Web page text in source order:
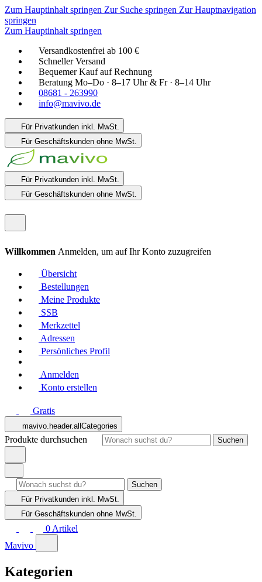
Zum Hauptinhalt springen Zur Suche springen Zur Hauptnavigation
springen
Zum Hauptinhalt springen
Versandkostenfrei ab 100 €
Schneller Versand
Bequemer Kauf auf Rechnung
Beratung Mo–Do · 8–17 Uhr & Fr · 8–14 Uhr
08681 - 263990
info@mavivo.de
Für Privatkunden inkl. MwSt.
Für Geschäftskunden ohne MwSt.
Für Privatkunden inkl. MwSt.
Für Geschäftskunden ohne MwSt.
Willkommen Anmelden, um auf Ihr Konto zuzugreifen
Übersicht
Bestellungen
Meine Produkte
SSB
Merkzettel
Adressen
Persönliches Profil
Anmelden
Konto erstellen
Gratis
mavivo.header.allCategories
Produkte durchsuchen Suchen
Suchen
Für Privatkunden inkl. MwSt.
Für Geschäftskunden ohne MwSt.
0 Artikel
Mavivo
Kategorien